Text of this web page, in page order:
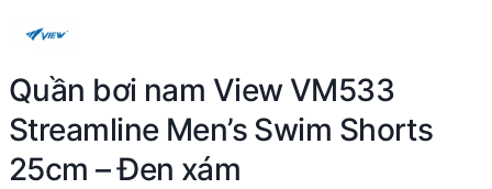
Quần bơi nam View VM533
Streamline Men’s Swim Shorts
25cm – Đen xám